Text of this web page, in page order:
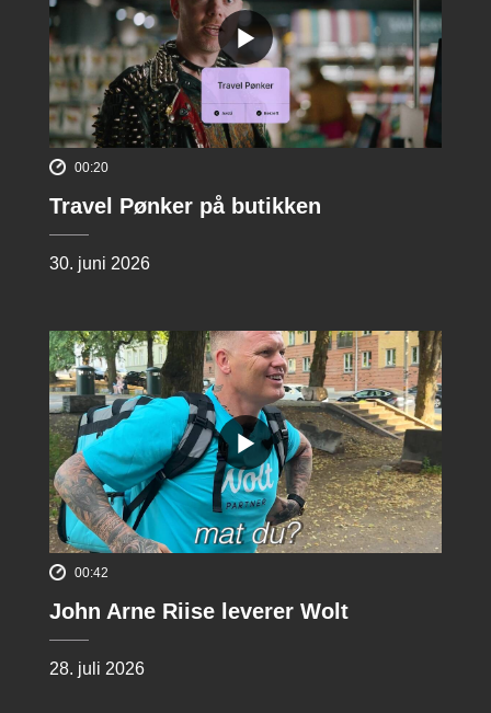
00:20
Travel Pønker på butikken
30. juni 2026
00:42
John Arne Riise leverer Wolt
28. juli 2026